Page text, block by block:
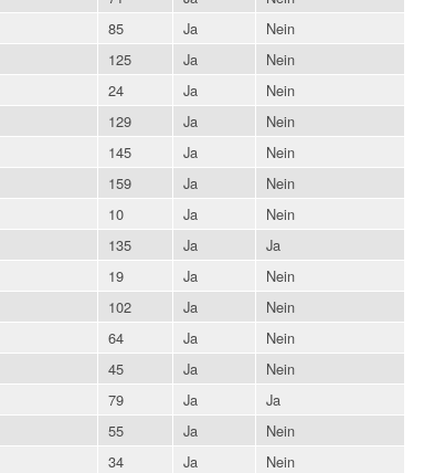
85 Ja
Nein
125 Ja
Nein
24 Ja
Nein
129 Ja
Nein
145 Ja
Nein
159 Ja
Nein
10 Ja
Nein
135 Ja
Ja
19 Ja
Nein
102 Ja
Nein
64 Ja
Nein
45 Ja
Nein
79 Ja
Ja
55 Ja
Nein
34 Ja
Nein